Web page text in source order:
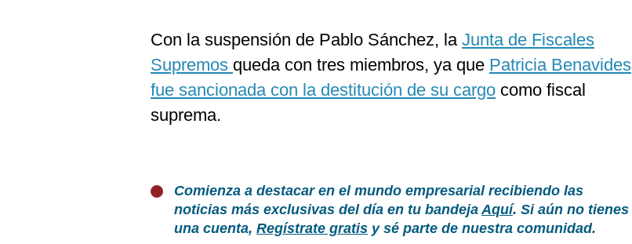
Con la suspensión de Pablo Sánchez, la Junta de Fiscales
Supremos queda con tres miembros, ya que Patricia Benavides
fue sancionada con la destitución de su cargo como fiscal
suprema.
Comienza a destacar en el mundo empresarial recibiendo las
noticias más exclusivas del día en tu bandejaAquí. Si aún no tienes
una cuenta, Regístrate gratis y sé parte de nuestra comunidad.